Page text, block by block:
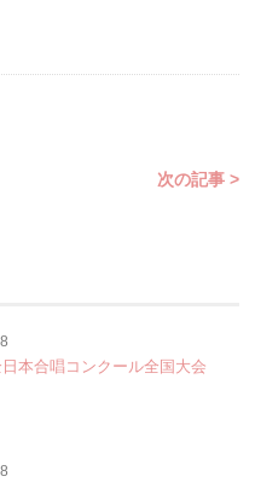
次の記事 >
本合唱コンクール全国大会